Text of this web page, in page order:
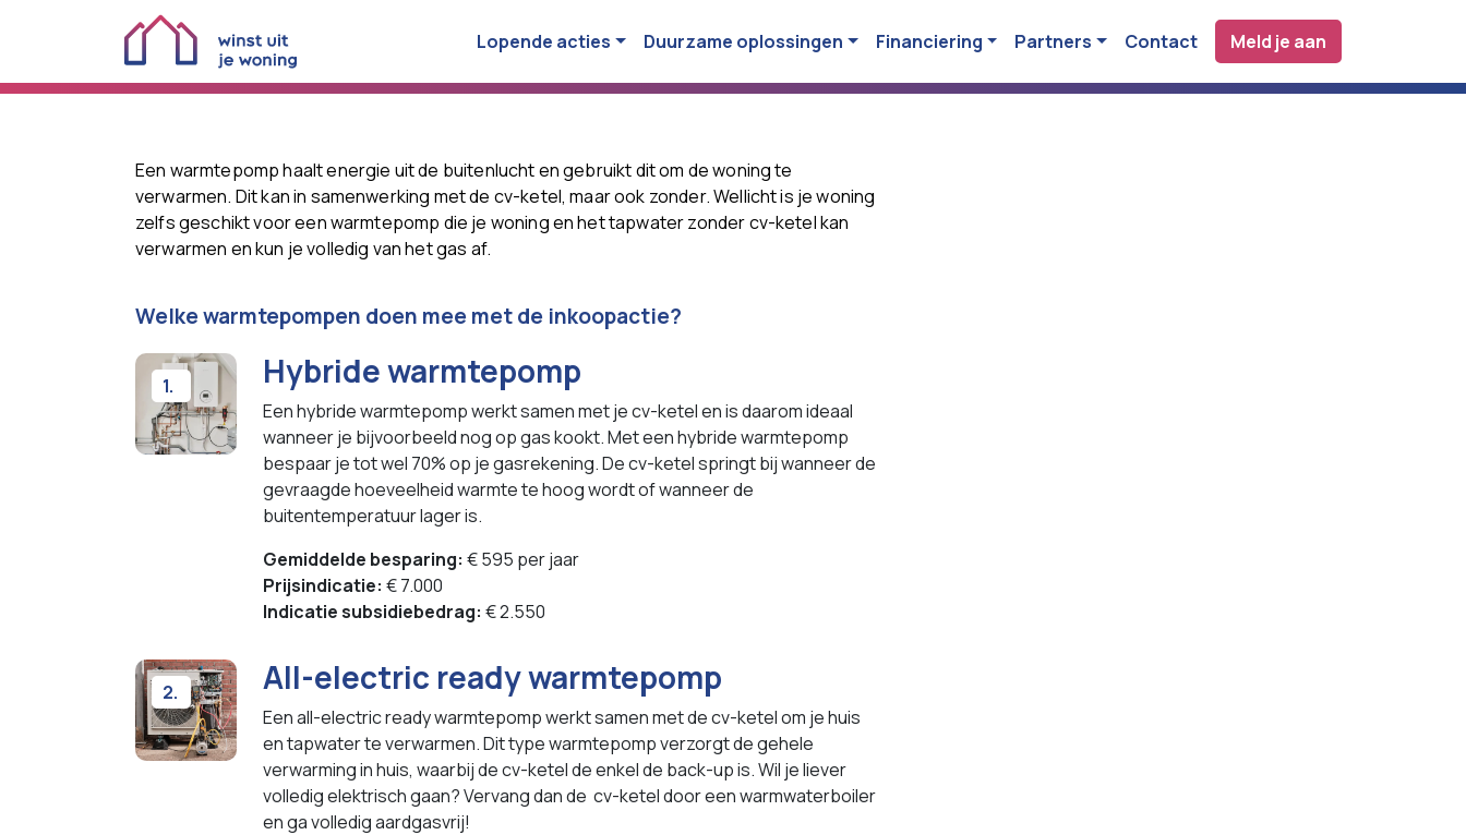
Lopende acties Duurzame oplossingen Financiering Partners Contact Meld je aan
Een warmtepomp haalt energie uit de buitenlucht en gebruikt dit om de woning te
verwarmen. Dit kan in samenwerking met de cv-ketel, maar ook zonder. Wellicht is je woning
zelfs geschikt voor een warmtepomp die je woning en het tapwater zonder cv-ketel kan
verwarmen en kun je volledig van het gas af.
Welke warmtepompen doen mee met de inkoopactie?
1. Hybride warmtepomp
Een hybride warmtepomp werkt samen met je cv-ketel en is daarom ideaal
wanneer je bijvoorbeeld nog op gas kookt. Met een hybride warmtepomp
bespaar je tot wel 70% op je gasrekening. De cv-ketel springt bij wanneer de
gevraagde hoeveelheid warmte te hoog wordt of wanneer de
buitentemperatuur lager is.
Gemiddelde besparing: € 595 per jaar
Prijsindicatie: € 7.000
Indicatie subsidiebedrag: € 2.550
2. All-electric ready warmtepomp
Een all-electric ready warmtepomp werkt samen met de cv-ketel om je huis
en tapwater te verwarmen. Dit type warmtepomp verzorgt de gehele
verwarming in huis, waarbij de cv-ketel de enkel de back-up is. Wil je liever
volledig elektrisch gaan? Vervang dan de cv-ketel door een warmwaterboiler
en ga volledig aardgasvrij!